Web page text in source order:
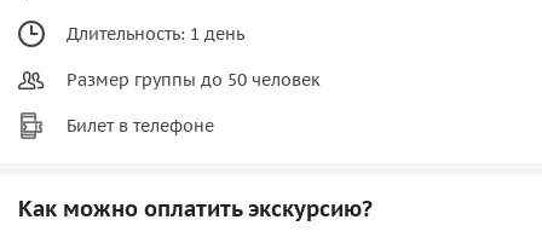
Длительность: 1 день
Размер группы до 50 человек
Билет в телефоне
Как можно оплатить экскурсию?